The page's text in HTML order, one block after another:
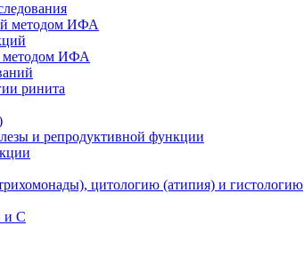
методом ИФА
методом ИФА
ринита
и репродуктивной функции
цитологию (атипия) и гистологию
и C